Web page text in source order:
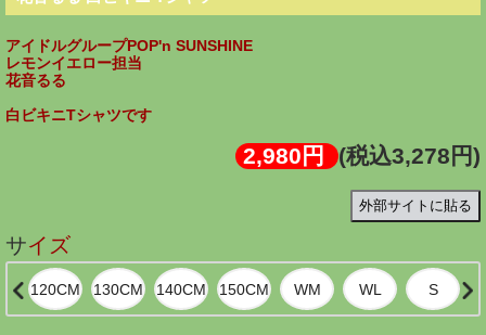
アイドルグループPOP'n SUNSHINE
レモンイエロー担当
花音るる
白ビキニTシャツです
2,980円 (税込3,278円)
外部サイトに貼る
サイズ